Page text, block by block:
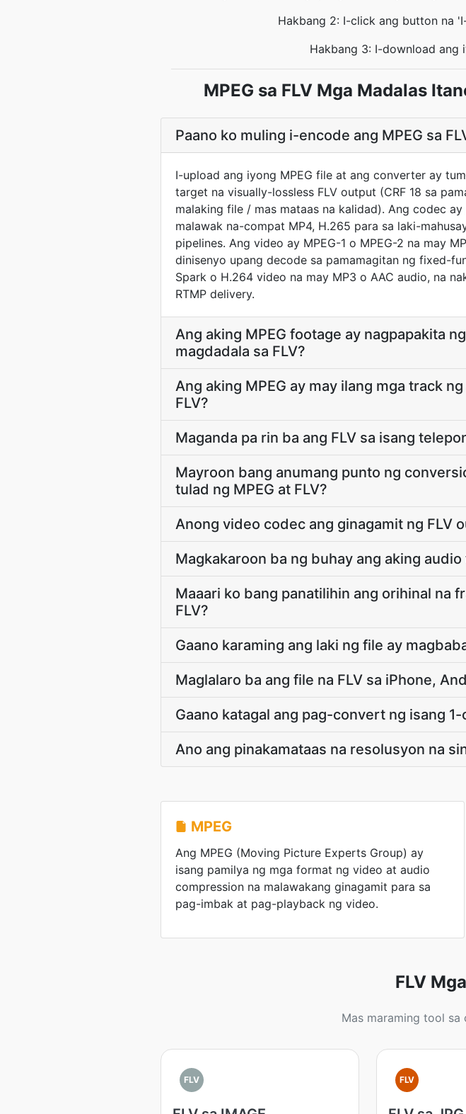
Hakbang 2: I-click ang button na
Hakbang 3: I-download ang
MPEG sa FLV Mga Madalas
Paano ko muling i-encode ang MPEG sa
I-upload ang iyong MPEG file at ang converter ay
target na visually-lossless FLV output (CRF 18 sa
malaking file / mas mataas na kalidad). Ang codec
malawak na-compat MP4, H.265 para sa laki-
pipelines. Ang video ay MPEG-1 o MPEG-2 na may
dinisenyo upang decode sa pamamagitan ng fixed-
Spark o H.264 video na may MP3 o AAC audio, na
RTMP delivery.
Ang aking MPEG footage ay nagpapakita
magdadala sa FLV?
Ang aking MPEG ay may ilang mga track
FLV?
Maganda pa rin ba ang FLV sa isang
Mayroon bang anumang punto ng
tulad ng MPEG at FLV?
Anong video codec ang ginagamit ng FLV
Magkakaroon ba ng buhay ang aking
Maaari ko bang panatilihin ang orihinal na
FLV?
Gaano karaming ang laki ng file ay
Maglalaro ba ang file na FLV sa iPhone,
Gaano katagal ang pag-convert ng isang 1-
Ano ang pinakamataas na resolusyon na
MPEG
Ang MPEG (Moving Picture Experts Group) ay
isang pamilya ng mga format ng video at audio
compression na malawakang ginagamit para sa
pag-imbak at pag-playback ng video.
FLV
Mas maraming tool sa
FLV FLV